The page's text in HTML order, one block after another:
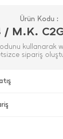
Ürün Kodu :
/ M.K.
kullanarak
sipariş